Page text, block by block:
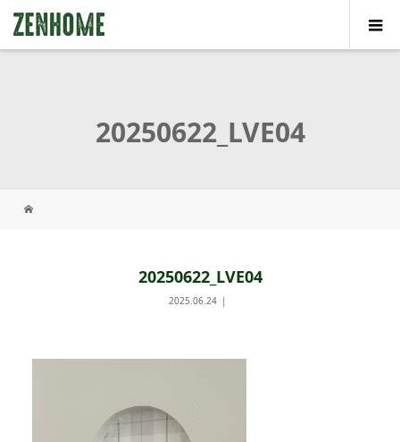
20250622_LVE04
20250622_LVE04
2025.06.24